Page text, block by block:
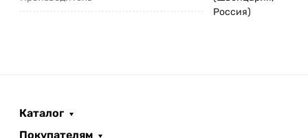
Россия)
Каталог
Покупателям